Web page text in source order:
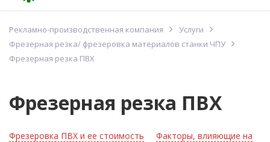
Рекламно-производственная компания
Услуги
Фрезерная резка/ фрезеровка материалов станки ЧПУ
Фрезерная резка ПВХ
Фрезерная резка ПВХ
Фрезеровка ПВХ и ее стоимость
Факторы, влияющие на